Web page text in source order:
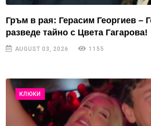
Гръм в рая: Герасим Георгиев –
разведе тайно с Цвета Гагарова!
AUGUST 03, 2026 1155
КЛЮКИ